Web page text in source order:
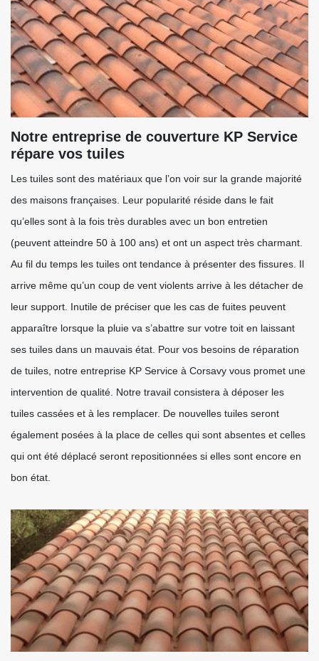
Notre entreprise de couverture KP Service
répare vos tuiles
Les tuiles sont des matériaux que l’on voir sur la grande majorité
des maisons françaises. Leur popularité réside dans le fait
qu’elles sont à la fois très durables avec un bon entretien
(peuvent atteindre 50 à 100 ans) et ont un aspect très charmant.
Au fil du temps les tuiles ont tendance à présenter des fissures. Il
arrive même qu’un coup de vent violents arrive à les détacher de
leur support. Inutile de préciser que les cas de fuites peuvent
apparaître lorsque la pluie va s’abattre sur votre toit en laissant
ses tuiles dans un mauvais état. Pour vos besoins de réparation
de tuiles, notre entreprise KP Service à Corsavy vous promet une
intervention de qualité. Notre travail consistera à déposer les
tuiles cassées et à les remplacer. De nouvelles tuiles seront
également posées à la place de celles qui sont absentes et celles
qui ont été déplacé seront repositionnées si elles sont encore en
bon état.